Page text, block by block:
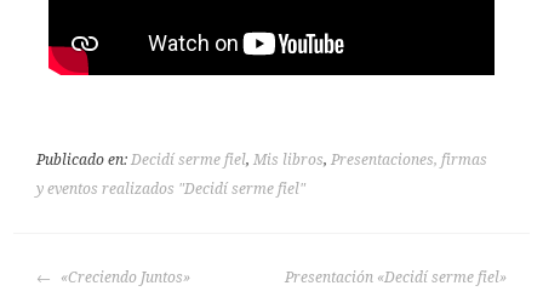
Publicado en:Decidí serme fiel,Mis libros,Presentaciones, firmas
y eventos realizados "Decidí serme fiel"
«Creciendo Juntos»
Presentación «Decidí serme fiel»